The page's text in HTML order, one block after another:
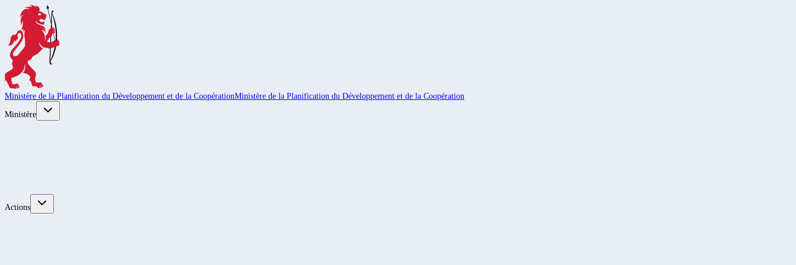
Ministère de la Planification du Développement et de la CoopérationMinistère de la Planification du Développement et de la Coopération
Ministère
Actions